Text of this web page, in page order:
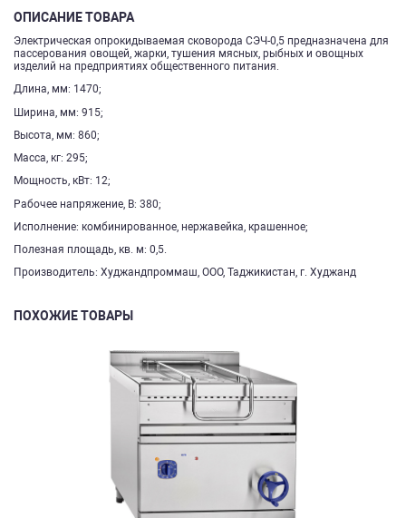
ОПИСАНИЕ ТОВАРА
Электрическая опрокидываемая сковорода СЭЧ-0,5 предназначена для
пассерования овощей, жарки, тушения мясных, рыбных и овощных
изделий на предприятиях общественного питания.
Длина, мм: 1470;
Ширина, мм: 915;
Высота, мм: 860;
Масса, кг: 295;
Мощность, кВт: 12;
Рабочее напряжение, В: 380;
Исполнение: комбинированное, нержавейка, крашенное;
Полезная площадь, кв. м: 0,5.
Производитель: Худжандпроммаш, ООО, Таджикистан, г. Худжанд
ПОХОЖИЕ ТОВАРЫ